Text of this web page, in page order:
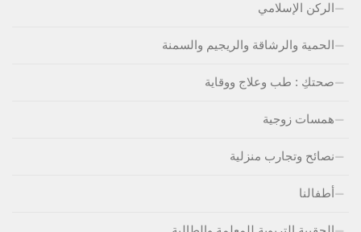
الركن الإسلامي
الحمية والرشاقة والريجيم والسمنة
صحتكِ : طب وعلاج ووقاية
همسات زوجية
نصائح وتجارب منزلية
أطفالنا